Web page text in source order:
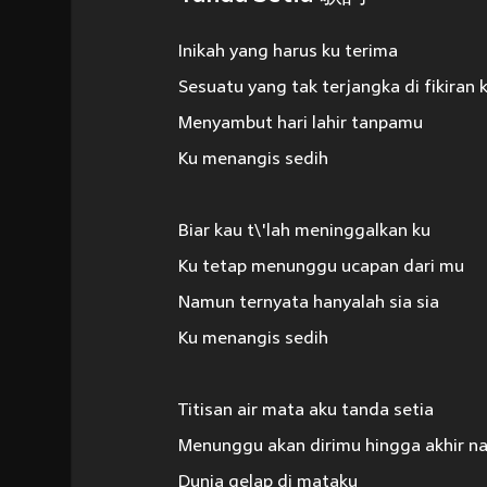
Inikah yang harus ku terima
Sesuatu yang tak terjangka di fikiran
Menyambut hari lahir tanpamu
Ku menangis sedih
Biar kau t\'lah meninggalkan ku
Ku tetap menunggu ucapan dari mu
Namun ternyata hanyalah sia sia
Ku menangis sedih
Titisan air mata aku tanda setia
Menunggu akan dirimu hingga akhir
Dunia gelap di mataku